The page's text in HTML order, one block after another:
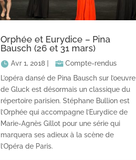
Orphée et Eurydice – Pina
Bausch (26 et 31 mars)
Avr 1, 2018
Compte-rendus
L’opéra dansé de Pina Bausch sur l’oeuvre
de Gluck est désormais un classique du
répertoire parisien. Stéphane Bullion est
l’Orphée qui accompagne l’Eurydice de
Marie-Agnès Gillot pour une série qui
marquera ses adieux à la scène de
l’Opéra de Paris.